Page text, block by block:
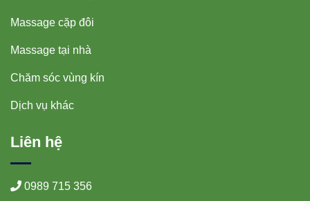
Massage cặp đôi
Massage tại nhà
Chăm sóc vùng kín
Dịch vụ khác
Liên hệ
0989 715 356